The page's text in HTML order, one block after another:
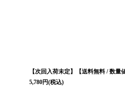
【次回入荷未定】【送料無料 / 数
5,780円(税込)